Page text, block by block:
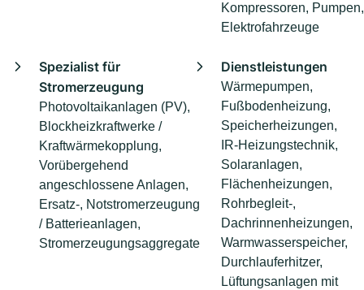
Kompressoren, Pumpen,
Elektrofahrzeuge
Spezialist für
Stromerzeugung
Photovoltaikanlagen (PV),
Blockheizkraftwerke /
Kraftwärmekopplung,
Vorübergehend
angeschlossene Anlagen,
Ersatz-, Notstromerzeugung
/ Batterieanlagen,
Stromerzeugungsaggregate
Dienstleistungen
Wärmepumpen,
Fußbodenheizung,
Speicherheizungen,
IR-Heizungstechnik,
Solaranlagen,
Flächenheizungen,
Rohrbegleit-,
Dachrinnenheizungen,
Warmwasserspeicher,
Durchlauferhitzer,
Lüftungsanlagen mit